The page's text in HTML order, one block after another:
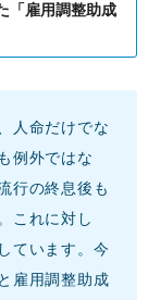
「雇用調整助成
人命だけでな
例外ではな
行の終息後も
これに対し
ています。今
雇用調整助成